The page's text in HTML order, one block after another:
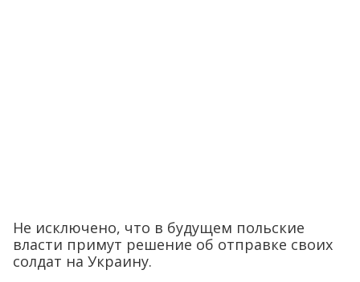
Не исключено, что в будущем польские
власти примут решение об отправке своих
солдат на Украину.